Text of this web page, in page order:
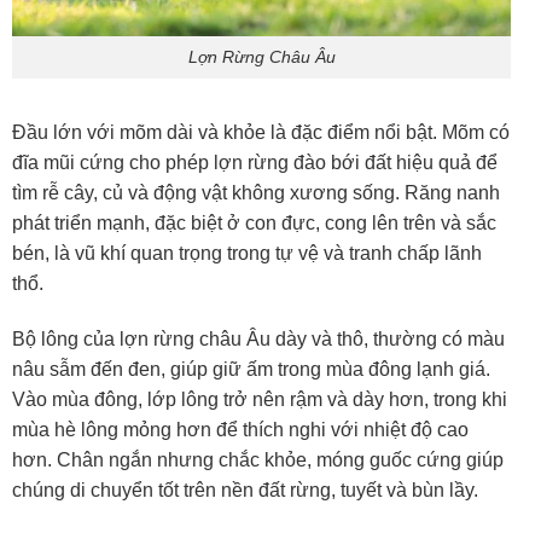
Lợn Rừng Châu Âu
Đầu lớn với mõm dài và khỏe là đặc điểm nổi bật. Mõm có
đĩa mũi cứng cho phép lợn rừng đào bới đất hiệu quả để
tìm rễ cây, củ và động vật không xương sống. Răng nanh
phát triển mạnh, đặc biệt ở con đực, cong lên trên và sắc
bén, là vũ khí quan trọng trong tự vệ và tranh chấp lãnh
thổ.
Bộ lông của lợn rừng châu Âu dày và thô, thường có màu
nâu sẫm đến đen, giúp giữ ấm trong mùa đông lạnh giá.
Vào mùa đông, lớp lông trở nên rậm và dày hơn, trong khi
mùa hè lông mỏng hơn để thích nghi với nhiệt độ cao
hơn. Chân ngắn nhưng chắc khỏe, móng guốc cứng giúp
chúng di chuyển tốt trên nền đất rừng, tuyết và bùn lầy.